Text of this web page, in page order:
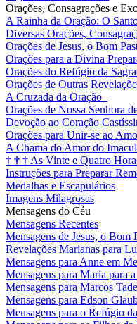
Orações, Consagrações e
A Rainha da Oração: O
Diversas Orações,
Orações de Jesus, o Bom
Orações para a Divina
Orações do Refúgio da
Orações de Outras
A Cruzada da Oração
Orações de Nossa Senhora
Devoção ao Coração
Orações para Unir-se ao
A Chama do Amor do
† † † As Vinte e Quatro
Instruções para Preparar
Medalhas e Escapulários
Imagens Milagrosas
Mensagens do Céu
Mensagens Recentes
Mensagens de Jesus, o Bom
Revelações Marianas para
Mensagens para Anne em
Mensagens para Maria para
Mensagens para Marcos
Mensagens para Edson
Mensagens para o Refúgio